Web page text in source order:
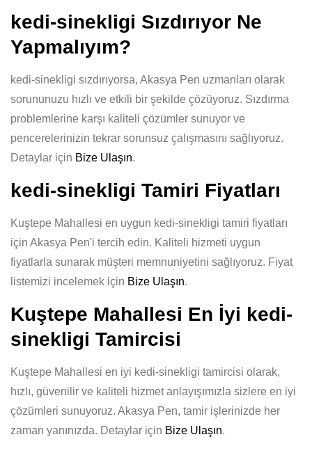
kedi-sinekligi Sızdırıyor Ne
Yapmalıyım?
kedi-sinekligi sızdırıyorsa, Akasya Pen uzmanları olarak
sorununuzu hızlı ve etkili bir şekilde çözüyoruz. Sızdırma
problemlerine karşı kaliteli çözümler sunuyor ve
pencerelerinizin tekrar sorunsuz çalışmasını sağlıyoruz.
Detaylar için Bize Ulaşın.
kedi-sinekligi Tamiri Fiyatları
Kuştepe Mahallesi en uygun kedi-sinekligi tamiri fiyatları
için Akasya Pen'i tercih edin. Kaliteli hizmeti uygun
fiyatlarla sunarak müşteri memnuniyetini sağlıyoruz. Fiyat
listemizi incelemek için Bize Ulaşın.
Kuştepe Mahallesi En İyi kedi-
sinekligi Tamircisi
Kuştepe Mahallesi en iyi kedi-sinekligi tamircisi olarak,
hızlı, güvenilir ve kaliteli hizmet anlayışımızla sizlere en iyi
çözümleri sunuyoruz. Akasya Pen, tamir işlerinizde her
zaman yanınızda. Detaylar için Bize Ulaşın.